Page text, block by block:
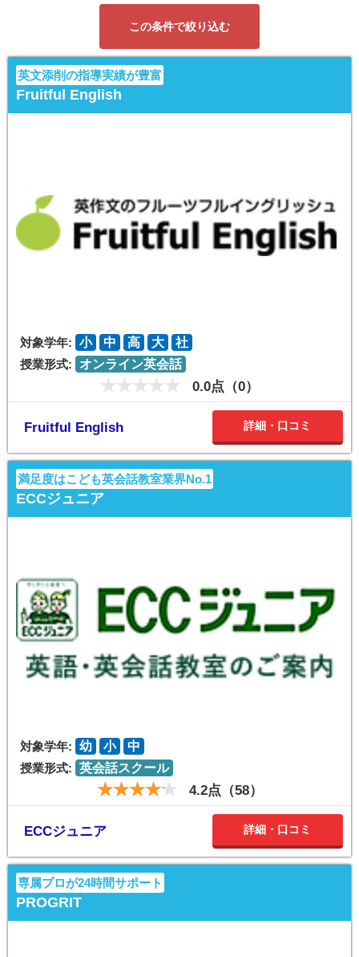
この条件で絞り込む
英文添削の指導実績が豊富
Fruitful English
対象学年: 小 中 高 大
社
授業形式:
オンライン英会話
0.0点（0）
Fruitful English 詳細・口コミ
満足度はこども英会話教室業界No.1
ECCジュニア
対象学年: 幼 小
中
授業形式: 英会話スクール
4.2点（58）
ECCジュニア 詳細・口コミ
専属プロが24時間サポート
PROGRIT